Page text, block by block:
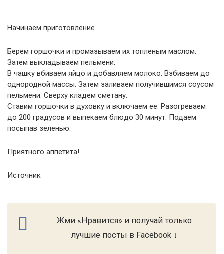
Начинаем приготовление
Берем горшочки и промазываем их топленым маслом.
Затем выкладываем пельмени.
В чашку вбиваем яйцо и добавляем молоко. Взбиваем до
однородной массы. Затем заливаем получившимся соусом
пельмени. Сверху кладем сметану.
Ставим горшочки в духовку и включаем ее. Разогреваем
до 200 градусов и выпекаем блюдо 30 минут. Подаем
посыпав зеленью.
Приятного аппетита!
Источник
Жми «Нравится» и получай только
лучшие посты в Facebook ↓